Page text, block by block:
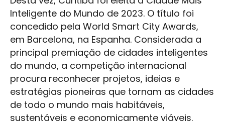
Inteligente do Mundo de 2023. O título foi
concedido pela World Smart City Awards,
em Barcelona, na Espanha. Considerada a
principal premiação de cidades inteligentes
do mundo, a competição internacional
procura reconhecer projetos, ideias e
estratégias pioneiras que tornam as cidades
de todo o mundo mais habitáveis,
sustentáveis e economicamente viáveis.